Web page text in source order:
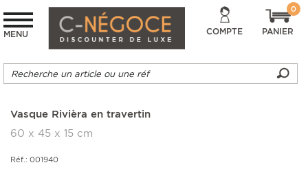
MENU COMPTE PANIER
0
Vasque Rivièra en travertin
60 x 45 x 15 cm
Réf.: 001940